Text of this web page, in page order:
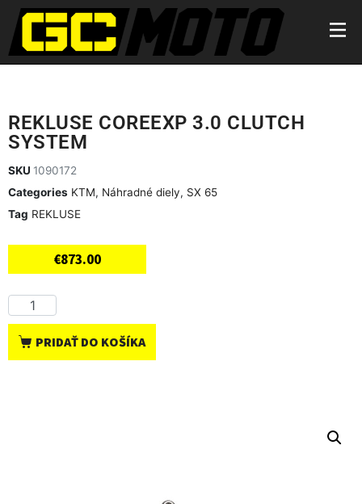
REKLUSE COREEXP 3.0 CLUTCH
SYSTEM
SKU 1090172
Categories KTM, Náhradné diely, SX 65
Tag REKLUSE
€873.00
PRIDAŤ DO KOŠÍKA